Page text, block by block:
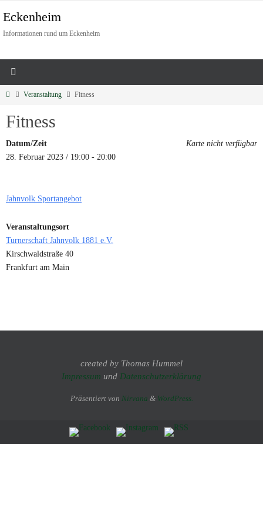
Eckenheim
Informationen rund um Eckenheim
Veranstaltung Fitness
Fitness
Karte nicht verfügbar
Datum/Zeit
28. Februar 2023 / 19:00 - 20:00
Jahnvolk Sportangebot
Veranstaltungsort
Turnerschaft Jahnvolk 1881 e.V.
Kirschwaldstraße 40
Frankfurt am Main
created by Thomas Hummel
Impressum und Datenschutzerklärung
Präsentiert von Nirvana & WordPress.